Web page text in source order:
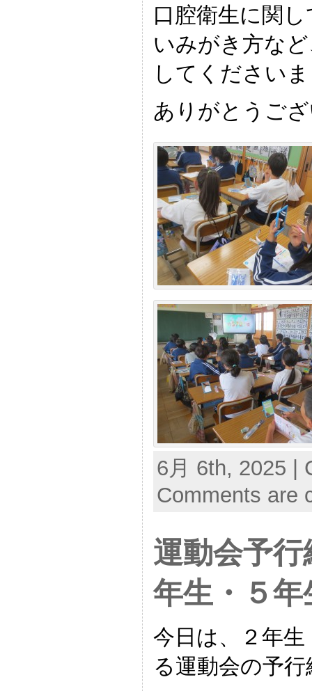
口腔衛生に関
いみがき方な
してください
ありがとうご
6月 6th, 2025 |
Comments are
運動会予
年生・５年
今日は、２年
る運動会の予